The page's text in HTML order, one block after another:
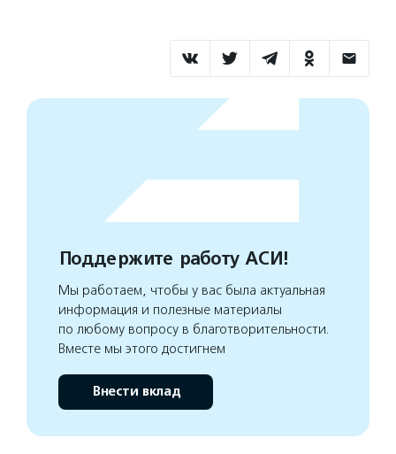
Поддержите работу АСИ!
Мы работаем, чтобы у вас была актуальная
информация и полезные материалы
по любому вопросу в благотворительности.
Вместе мы этого достигнем
Внести вклад